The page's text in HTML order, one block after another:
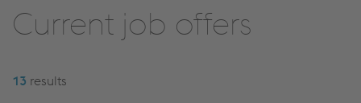
Current job offers
13 results